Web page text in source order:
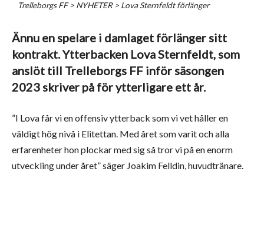
Trelleborgs FF> NYHETER> Lova Sternfeldt förlänger
Ännu en spelare i damlaget förlänger sitt
kontrakt. Ytterbacken Lova Sternfeldt, som
anslöt till Trelleborgs FF inför säsongen
2023 skriver på för ytterligare ett år.
”I Lova får vi en offensiv ytterback som vi vet håller en
väldigt hög nivå i Elitettan. Med året som varit och alla
erfarenheter hon plockar med sig så tror vi på en enorm
utveckling under året” säger Joakim Felldin, huvudtränare.